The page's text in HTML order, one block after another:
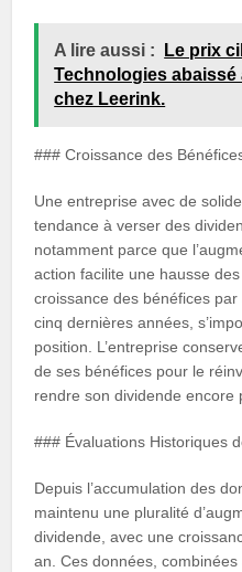
A lire aussi :
Le prix
Technologies abaissé
chez Leerink.
### Croissance des
Une entreprise avec de
tendance à verser des
notamment parce que
action facilite une hausse
croissance des bénéfices
cinq dernières années,
position. L’entreprise
de ses bénéfices pour le
rendre son dividende encore
### Évaluations Historiques
Depuis l’accumulation des
maintenu une pluralité
dividende, avec une
an. Ces données,